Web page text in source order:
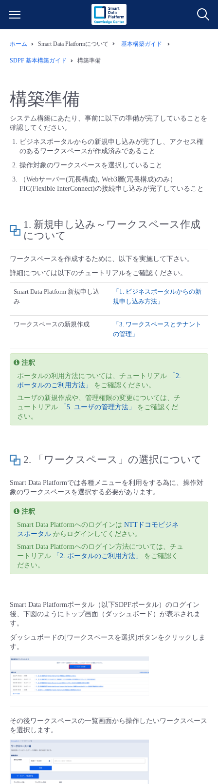
クラウド/サーバー
ネットワーク
モニタリング/監査
すべてのメニューを見る
データ利活用
クラウド/サーバー
IoT
管理機能
料金情報
料金シミュレーター
クラウド/サーバー
モニタリング/監査
すべてのメニューを見る
- 管理機能
■ セットアップガイド
- 新規お申し込み方法
- 初期設定・確認
- APIリファレンス
■ 基本構築ガイド
ユースケース
- バックアップ
- データと分析
- IoT
- マルチクラウド利用
- リモートワーク
- ITインフラストラクチャー
- その他
故障/メンテナンス情報
メンテナンス予定
パートナー
販売パートナー向けプログラム
協業パートナー
トレーニング/操作動画
脱炭素化
ホーム Smart Data Platformについて 基本構築ガイド
SDPF 基本構築ガイド 構築準備
構築準備
システム構築にあたり、事前に以下の準備が完了していることを
確認してください。
ビジネスポータルからの新規申し込みが完了し、アクセス権
のあるワークスペースが作成済みであること
操作対象のワークスペースを選択していること
（Webサーバー(冗長構成), Web3層(冗長構成)のみ）
FIC(Flexible InterConnect)の接続申し込みが完了していること
1. 新規申し込み～ワークスペース作成
について
ワークスペースを作成するために、以下を実施して下さい。
詳細については以下のチュートリアルをご確認ください。
Smart Data Platform 新規申し込
み
「1. ビジネスポータルからの新
規申し込み方法」
ワークスペースの新規作成
「3. ワークスペースとテナント
の管理」
注釈
ポータルの利用方法については、チュートリアル
「2.
ポータルのご利用方法」
をご確認ください。
ユーザの新規作成や、管理権限の変更については、チ
ュートリアル
「5. ユーザの管理方法」
をご確認くだ
さい。
2. 「ワークスペース」の選択について
Smart Data Platformでは各種メニューを利用をする為に、操作対
象のワークスペースを選択する必要があります。
注釈
Smart Data Platformへのログインは NTTドコモビジネ
スポータル からログインしてください。
Smart Data Platformへのログイン方法については、チュ
ートリアル
「2. ポータルのご利用方法」
をご確認く
ださい。
Smart Data Platformポータル（以下SDPFポータル）のログイン
後、下図のようにトップ画面（ダッシュボード）が表示されま
す。
ダッシュボードの[ワークスペースを選択]ボタンをクリックしま
す。
その後ワークスペースの一覧画面から操作したいワークスペース
を選択します。